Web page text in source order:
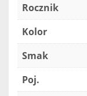
Rocznik
Kolor
Smak
Poj.